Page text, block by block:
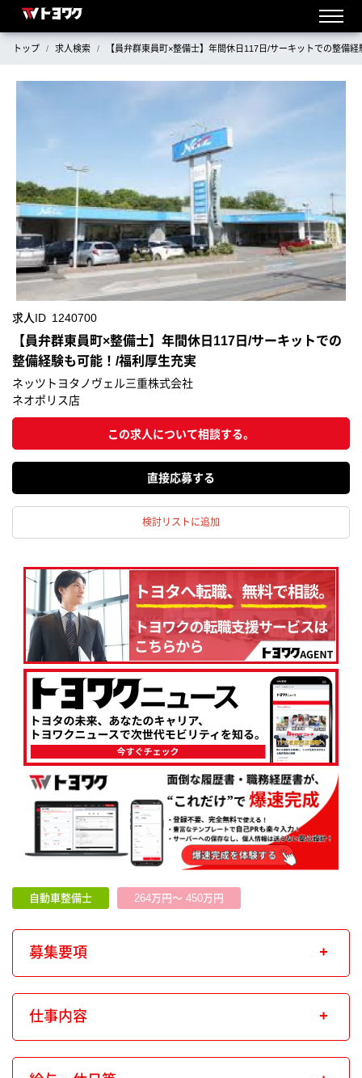
トップ 求人検索 【員弁群東員町×整備士】年間休日117日/サーキットでの整備
求人ID 1240700
【員弁群東員町×整備士】年間休日117日/サーキットでの
整備経験も可能！/福利厚生充実
ネッツトヨタノヴェル三重株式会社
ネオポリス店
この求人について相談する。
応募する
検討リストに追加
自動車整備士 264万円～ 450万円
募集要項
仕事内容